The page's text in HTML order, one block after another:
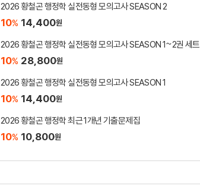
2026 황철곤 행정학 실전동형 모의고사 SEASON 2
10% 14,400원
2026 황철곤 행정학 실전동형 모의고사 SEASON 1~2권 세트
10% 28,800원
2026 황철곤 행정학 실전동형 모의고사 SEASON 1
10% 14,400원
2026 황철곤 행정학 최근 1개년 기출문제집
10% 10,800원